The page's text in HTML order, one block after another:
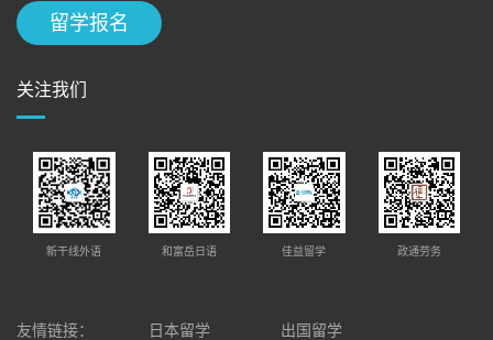
留学报名
关注我们
新干线外语 和富岳日语 佳益留学 政通劳务
友情链接： 日本留学 出国留学